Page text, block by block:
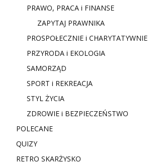
PRAWO, PRACA i FINANSE
ZAPYTAJ PRAWNIKA
PROSPOŁECZNIE i CHARYTATYWNIE
PRZYRODA i EKOLOGIA
SAMORZĄD
SPORT i REKREACJA
STYL ŻYCIA
ZDROWIE i BEZPIECZEŃSTWO
POLECANE
QUIZY
RETRO SKARŻYSKO